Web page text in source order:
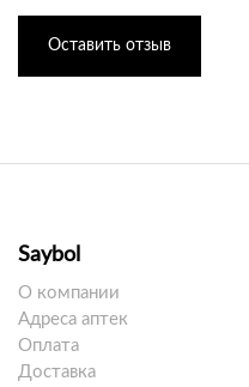
Оставить отзыв
Saybol
О компании
Адреса аптек
Оплата
Доставка